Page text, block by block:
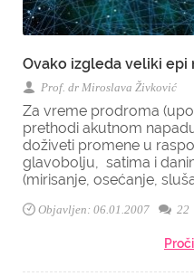
Ovako izgleda veliki epi
Prof. dr Miroslava Živković
Za vreme prodroma
prethodi akutnom
doživeti promene u
glavobolju, satima i
(mirisanje, osećanje,
Objavljen: 06.01.2007 22